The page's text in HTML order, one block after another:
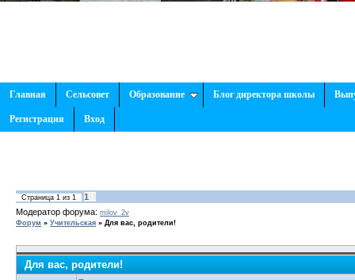
Главная Сельсовет Образование Блог директора школы
Регистрация Вход
Страница 1 из 1
1
Модератор форума: milov_2v
Форум » Учительская » Для вас, родители!
Для вас, родители!